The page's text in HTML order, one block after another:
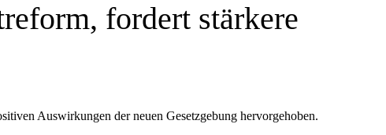
fordert stärkere
Auswirkungen der neuen Gesetzgebung hervorgehoben.